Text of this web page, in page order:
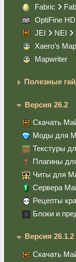
Fabric
OptiFine HD
JEI
NEI
Xaero’s Map
Mapwriter
Полезные
Версия 26.2
Скачать
Моды для
Текстуры
Плагины
Читы для
Сервера
Рецепты
Блоки и
Версия 26.1.2
Скачать